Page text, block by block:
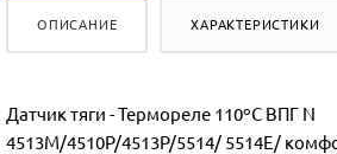
ОПИСАНИЕ ХАРАКТЕРИСТИКИ
Датчик тяги - Термореле 110ºC ВПГ N
4513М/4510Р/4513Р/5514/ 5514Е/